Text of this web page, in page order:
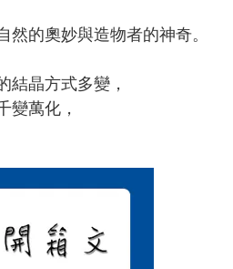
的奧妙與造物者的神奇。
結晶方式多變，
變萬化，